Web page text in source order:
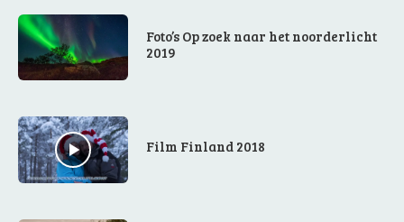
Foto’s Op zoek naar het noorderlicht
2019
Film Finland 2018